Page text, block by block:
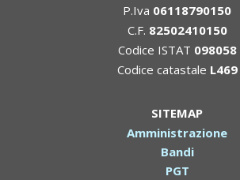
P.Iva 06118790150
C.F. 82502410150
Codice ISTAT 098058
Codice catastale L469
SITEMAP
Amministrazione
Bandi
PGT